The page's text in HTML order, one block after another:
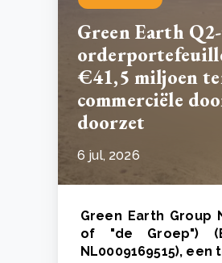
Green Earth
€41,5 miljoen
commerciële
doorzet
6 jul, 2026
Green Earth Group
of "de Groep")
NL0009169515), een